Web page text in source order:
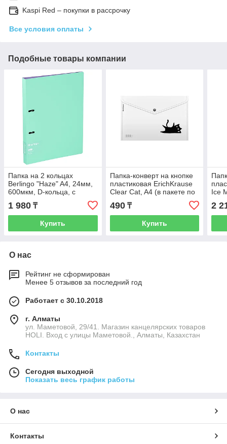
Kaspi Red – покупки в рассрочку
Все условия оплаты
Подобные товары компании
Папка на 2 кольцах
Berlingo "Haze" A4, 24мм,
600мкм, D-кольца, с
внутр. карманом, мятная,
софт-тач
1 980 ₸
Купить
Папка-конверт на кнопке
пластиковая ErichKrause
Clear Cat, A4 (в пакете по
12 шт.)
490₸
Купить
Ice
2
О нас
Рейтинг не сформирован
Менее 5 отзывов за последний год
Работает с 30.10.2018
г. Алматы
ул. Маметовой, 29/41. Магазин канцелярских товаров
HOLI. Вход с улицы Маметовой., Алматы, Казахстан
Контакты
Сегодня выходной
Показать весь график работы
О нас
Контакты